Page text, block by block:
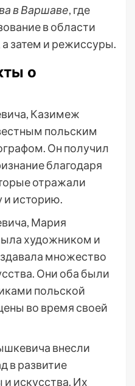
в Варшаве, где
в области
а затем и режиссуры.
о
Казимеж
польским
Он получил
благодаря
отражали
и историю.
Мария
художником и
множество
Они оба были
польской
во время своей
внесли
в развитие
искусства. Их